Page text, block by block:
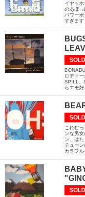
イヤッ
のあほ
パワー
すぎます
ロディ
SPILL、
らエモ
これむ
ンな男
ン、は
チューン
カラフ